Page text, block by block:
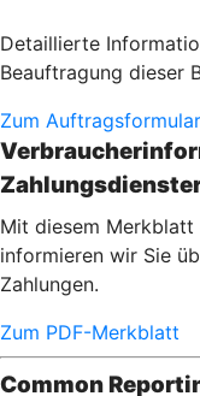
Detaillierte
Beauftragung dieser
Zum Auftragsformular
Mit diesem Merkblatt
informieren wir Sie
Zahlungen.
Zum PDF-Merkblatt
Common